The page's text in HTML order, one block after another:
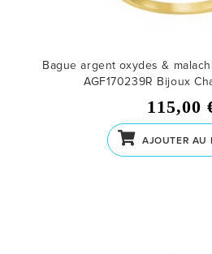
Bague argent oxydes &
AGF170239R Bijoux
115,00
AJOUTER AU